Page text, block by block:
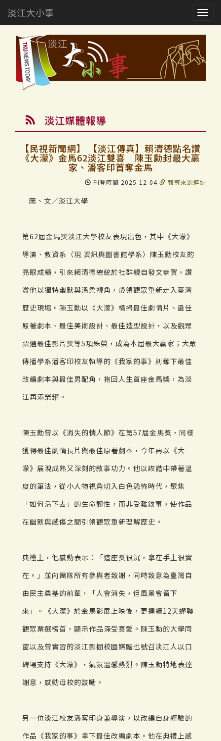
淡江大小事
淡江媒體報導
【民視新聞網】 【淡江傳真】賴清德點名讚
《大濛》金馬62淡江雙喜 陳玉勳封最大贏
家、潘客印首奪金馬
刊登時間 2025-12-04 報導來源連結
圖、文／淡江大學
第62屆金馬獎淡江大學校友表現出色，其中《大濛》
導演、教資系（現 資訊與圖書館學系）陳玉勳校友的
亮眼成績，引來賴清德總統於社群親自發文恭賀，讚
賞他以獨特幽默與溫柔視角，帶領觀眾重新走入臺灣
歷史現場。陳玉勳以《大濛》橫掃最佳劇情片、最佳
原著劇本、最佳美術設計、最佳造型設計，以及觀眾
票選最佳影片獎等5項殊榮，成為本屆最大贏家；大眾
傳播學系潘客印校友執導的《我家的事》則奪下最佳
改編劇本與最佳男配角，抱回人生首座金馬獎，為淡
江再添榮耀。
陳玉勳曾以《消失的情人節》在第57屆金馬獎，同樣
獲得最佳劇情長片與最佳原著劇本，今年再以《大
濛》展現成熟又深刻的敘事功力。他以詼諧中帶著溫
度的筆法，從小人物視角切入白色恐怖時代，聚焦
「如何活下去」的生命韌性，而非受難敘事，使作品
在幽默與感傷之間引領觀眾重新理解歷史。
典禮上，他感動表示：「這座獎很沉，拿在手上很實
在。」並向團隊所有參與者致謝，同時致意為臺灣自
由民主奠基的前輩，「人會消失，但風景會留下
來」。《大濛》於金馬影展上映後，更連續12天蟬聯
觀眾票選榜首，顯示作品深受喜愛。陳玉勳的大學同
窗以及曾實習的淡江影棚校園媒體也號召淡江人以口
碑場支持《大濛》，氣氛溫馨熱烈。陳玉勳特地表達
謝意，感動母校的鼓勵。
另一位淡江校友潘客印身兼導演，以改編自身經驗的
作品《我家的事》拿下最佳改編劇本。他在典禮上感